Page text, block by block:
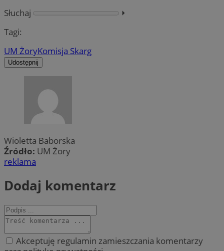
Słuchaj
⏵︎
Tagi:
UM ŻoryKomisja Skarg
Udostępnij
Wioletta Baborska
Źródło: UM Żory
reklama
Dodaj komentarz
Akceptuję regulamin zamieszczania komentarzy